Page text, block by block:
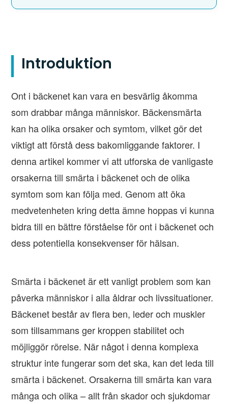
Introduktion
Ont i bäckenet kan vara en besvärlig åkomma
som drabbar många människor. Bäckensmärta
kan ha olika orsaker och symtom, vilket gör det
viktigt att förstå dess bakomliggande faktorer. I
denna artikel kommer vi att utforska de vanligaste
orsakerna till smärta i bäckenet och de olika
symtom som kan följa med. Genom att öka
medvetenheten kring detta ämne hoppas vi kunna
bidra till en bättre förståelse för ont i bäckenet och
dess potentiella konsekvenser för hälsan.
Smärta i bäckenet är ett vanligt problem som kan
påverka människor i alla åldrar och livssituationer.
Bäckenet består av flera ben, leder och muskler
som tillsammans ger kroppen stabilitet och
möjliggör rörelse. När något i denna komplexa
struktur inte fungerar som det ska, kan det leda till
smärta i bäckenet. Orsakerna till smärta kan vara
många och olika – allt från skador och sjukdomar